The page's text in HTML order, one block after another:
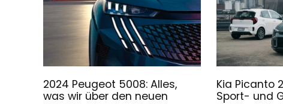
2024 Peugeot 5008: Alles,
was wir über den neuen
Kia Picanto
Sport- und